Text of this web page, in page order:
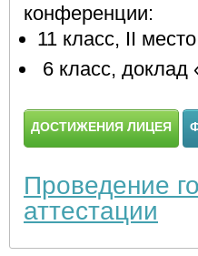
конференции:
11 класс, II
6 класс, доклад
ДОСТИЖЕНИЯ ЛИЦЕЯ
Проведение
аттестации